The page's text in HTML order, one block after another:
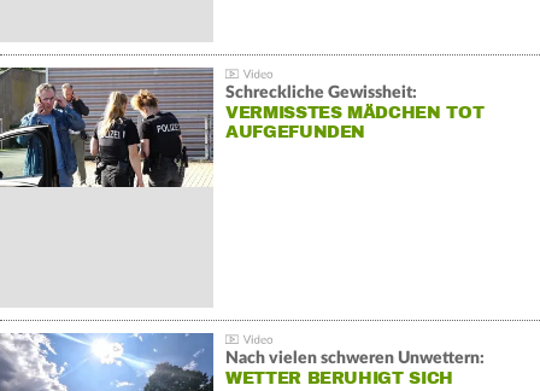
Schreckliche Gewissheit:
VERMISSTES MÄDCHEN TOT
AUFGEFUNDEN
Nach vielen schweren Unwettern:
WETTER BERUHIGT SICH